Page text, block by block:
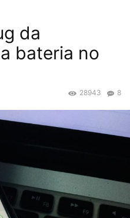
da
bateria no
8
28943